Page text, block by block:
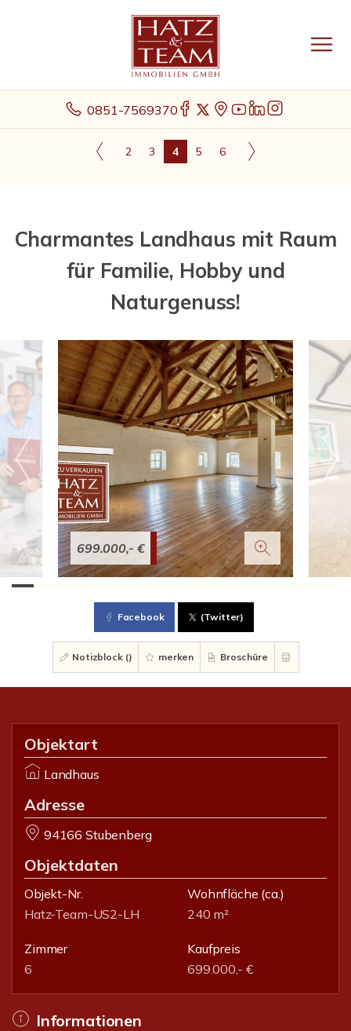
0851-7569370
2 3 4 5 6
Charmantes Landhaus mit Raum
für Familie, Hobby und
Naturgenuss!
699.000,- €
Facebook (Twitter)
Notizblock () merken Broschüre
Objektart
Landhaus
Adresse
94166 Stubenberg
Objektdaten
Objekt-Nr.
Hatz-Team-US2-LH
Wohnfläche (ca.)
240 m²
Zimmer
6
Kaufpreis
699.000,- €
Informationen